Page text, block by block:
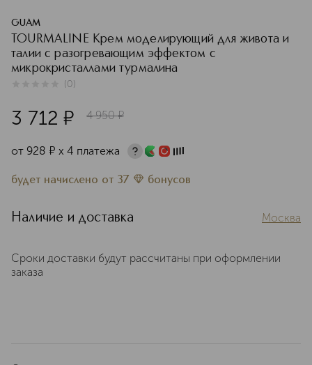
GUAM
TOURMALINE Крем моделирующий для живота и
талии с разогревающим эффектом с
микрокристаллами турмалина
(0)
3 712 ¤ 4 950 ¤
от 928 ¤ х 4 платежа
будет начислено от 37 бонусов
Наличие и доставка Москва
Сроки доставки будут рассчитаны при оформлении
заказа